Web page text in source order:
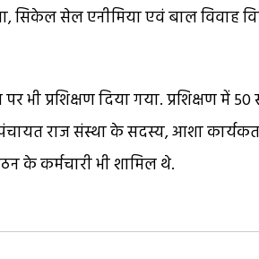
सिकेल सेल एनीमिया एवं बाल विवाह
प्रशिक्षण दिया गया. प्रशिक्षण में 50
राज संस्था के सदस्य, आशा
के कर्मचारी भी शामिल थे.